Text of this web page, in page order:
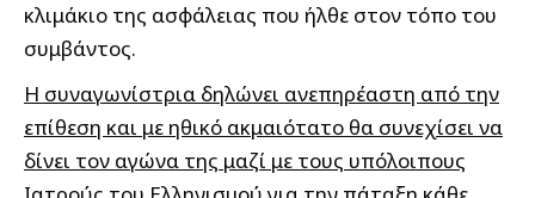
κλιμάκιο της ασφάλειας που ήλθε στον τόπο του
συμβάντος.
Η συναγωνίστρια δηλώνει ανεπηρέαστη από την
επίθεση και με ηθικό ακμαιότατο θα συνεχίσει να
δίνει τον αγώνα της μαζί με τους υπόλοιπους